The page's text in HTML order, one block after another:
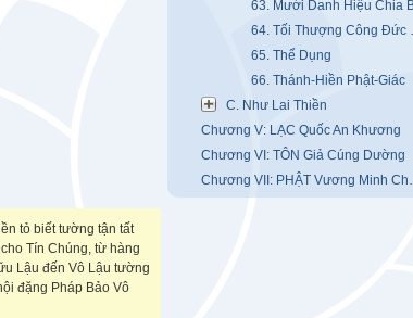
64.
65. Thể Dụng
66. Thánh-Hiền Phật-Giác
C. Như Lai Thiền
Chương V: LẠC Quốc An Khương
Chương VI: TÔN Giả Cúng Dường
tỏ biết tường tận tất
Tín Chúng, từ hàng
Lậu đến Vô Lậu tường
đặng Pháp Bảo Vô